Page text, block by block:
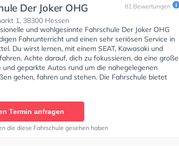
Der Joker OHG
1, 38300 Hessen
81 Bewertungen
und wohlgesinnte Fahrschule Der Joker OHG
Fahrunterricht und einen sehr seriösen Service in
Du wirst lernen, mit einem SEAT, Kawasaki und
Achte darauf, dich zu fokussieren, da eine große
und geparkte Autos rund um die nahegelegenen
gehen, fahren und stehen. Die Fahrschule bietet
Bedingungen um deine Klasse A1, Klasse B,
zu erhalten. Wir empfehlen dir auch online-
am PC zu absolvieren, um dich gut auf die
Prüfung.
Termin anfragen
die diese Fahrschule gesehen haben